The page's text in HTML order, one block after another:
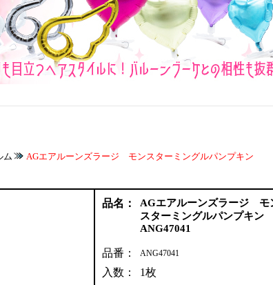
ム
AGエアルーンズラージ モンスターミングルパンプキン
品名：
AGエアルーンズラージ モ
スターミングルパンプキン
ANG47041
品番： ANG47041
入数： 1枚